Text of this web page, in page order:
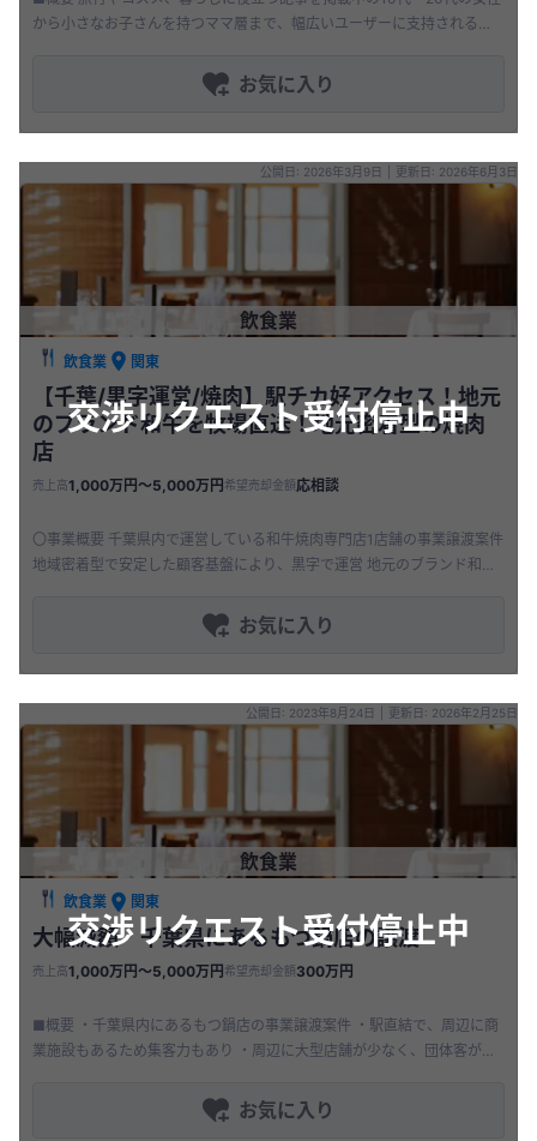
から小さなお子さんを持つママ層まで、幅広いユーザーに支持される女
お気に入り
交渉リクエスト受付停止中
公開日: 2026年3月9日 更新日: 2026年6月3日
飲食業
飲食業 関東
【千葉/黒字運営/焼肉】駅チカ好アクセス！地元
のブランド和牛を牧場直送！地元密着型の焼肉
店
売上高1,000万円〜5,000万円 希望売却金額応相談
〇事業概要 千葉県内で運営している和牛焼肉専門店1店舗の事業譲渡案件
地域密着型で安定した顧客基盤により、黒字で運営 地元のブランド和牛
お気に入り
交渉リクエスト受付停止中
公開日: 2023年8月24日 更新日: 2026年2月25日
飲食業
飲食業 関東
大幅減額 千葉県にあるもつ鍋店の譲渡
売上高1,000万円〜5,000万円希望売却金額300万円
■概要 ・千葉県内にあるもつ鍋店の事業譲渡案件 ・駅直結で、周辺に商
業施設もあるため集客力もあり ・周辺に大型店舗が少なく、団体客が集
お気に入り